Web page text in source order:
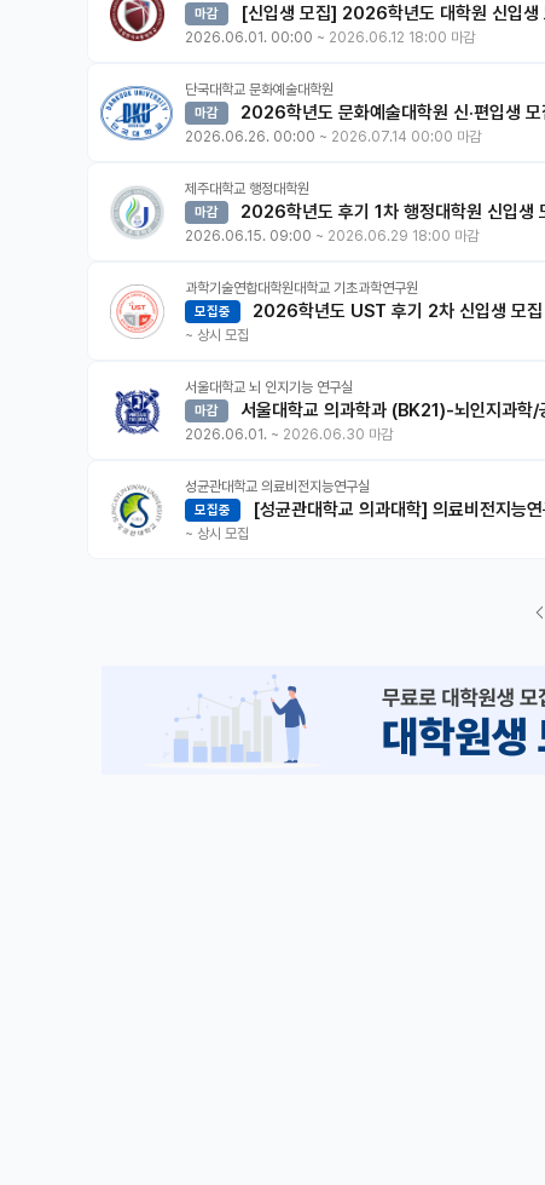
마감 [신입생 모집] 2026학년도 대학원 신입생
2026.06.01. 00:00 ~ 2026.06.12 18:00 마감
단국대학교 문화예술대학원
마감 2026학년도 문화예술대학원 신·편입생
2026.06.26. 00:00 ~ 2026.07.14 00:00 마감
제주대학교 행정대학원
마감 2026학년도 후기 1차 행정대학원 신입생
2026.06.15. 09:00 ~ 2026.06.29 18:00 마감
과학기술연합대학원대학교 기초과학연구원
모집중 2026학년도 UST 후기 2차 신입생 모집
~ 상시 모집
서울대학교 뇌 인지기능 연구실
마감 서울대학교 의과학과 (BK21)-뇌인지과학
2026.06.01. ~ 2026.06.30 마감
성균관대학교 의료비전지능연구실
모집중 [성균관대학교 의과대학] 의료비전지능
~ 상시 모집